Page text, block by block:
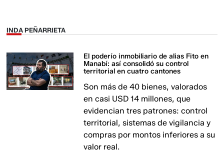
INDA PEÑARRIETA
El poderío inmobiliario de alias Fito en
Manabí: así consolidó su control
territorial en cuatro cantones
Son más de 40 bienes, valorados
en casi USD 14 millones, que
evidencian tres patrones: control
territorial, sistemas de vigilancia y
compras por montos inferiores a su
valor real.